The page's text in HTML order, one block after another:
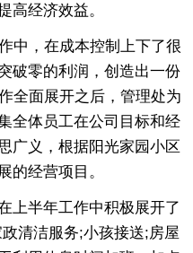
经济效益。
，在成本控制上下了很
破零的利润，创造出一份
全面展开之后，管理处为
全体员工在公司目标和经
广义，根据阳光家园小区
的经营项目。
半年工作中积极展开了
清洁服务;小孩接送;房屋